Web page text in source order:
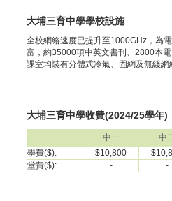
大埔三育中學學校設施
全校網絡速度已提升至1000GHz，為
富，約35000項中英文書刊、2800本
課室均裝有分體式冷氣、固網及無綫
大埔三育中學收費(2024/25學年)
中一
中
學費($):
$10,800
堂費($):
- -